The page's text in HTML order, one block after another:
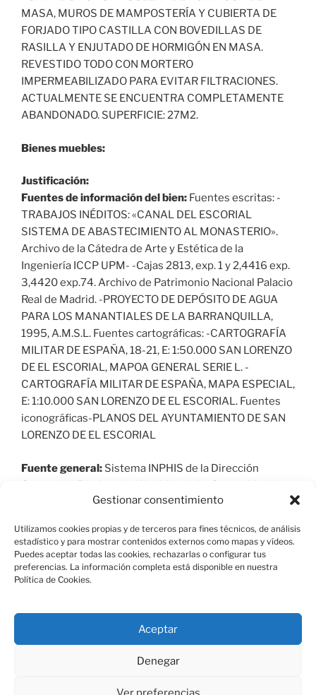
Gestionar consentimiento
Utilizamos cookies propias y de terceros para fines técnicos, de análisis
estadístico y para mostrar contenidos externos como mapas y vídeos.
Puedes aceptar todas las cookies, rechazarlas o configurar tus
preferencias. La información completa está disponible en nuestra
Política de Cookies.
Aceptar
Denegar
MASA, MUROS DE MAMPOSTERÍA Y CUBIERTA DE
FORJADO TIPO CASTILLA CON BOVEDILLAS DE
RASILLA Y ENJUTADO DE HORMIGÓN EN MASA.
REVESTIDO TODO CON MORTERO
IMPERMEABILIZADO PARA EVITAR FILTRACIONES.
ACTUALMENTE SE ENCUENTRA COMPLETAMENTE
ABANDONADO. SUPERFICIE: 27M2.
Bienes muebles:
Justificación:
Fuentes de información del bien: Fuentes escritas: -
TRABAJOS INÉDITOS: «CANAL DEL ESCORIAL
SISTEMA DE ABASTECIMIENTO AL MONASTERIO».
Archivo de la Cátedra de Arte y Estética de la
Ingeniería ICCP UPM- -Cajas 2813, exp. 1 y 2,4416 exp.
3,4420 exp.74. Archivo de Patrimonio Nacional Palacio
Real de Madrid. -PROYECTO DE DEPÓSITO DE AGUA
PARA LOS MANANTIALES DE LA BARRANQUILLA,
1995, A.M.S.L. Fuentes cartográficas: -CARTOGRAFÍA
MILITAR DE ESPAÑA, 18-21, E: 1:50.000 SAN LORENZO
DE EL ESCORIAL, MAPOA GENERAL SERIE L. -
CARTOGRAFÍA MILITAR DE ESPAÑA, MAPA ESPECIAL,
E: 1:10.000 SAN LORENZO DE EL ESCORIAL. Fuentes
iconográficas-PLANOS DEL AYUNTAMIENTO DE SAN
LORENZO DE EL ESCORIAL
Fuente general: Sistema INPHIS de la Dirección
General de Patrimonio Histórico de la Comunidad de
Madrid y elaboración propia.